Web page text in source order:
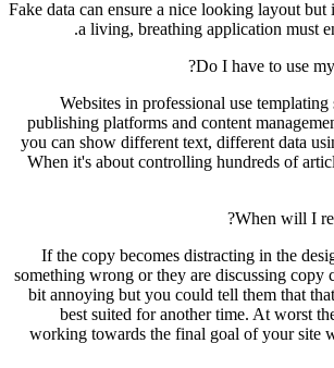
Fake data can ensure a nice looking layout but
a living, breathing application must
Do I have to use
Websites in professional use
publishing platforms and content
you can show different text, different data
When it's about controlling hundreds of
When will I
If the copy becomes distracting in the
something wrong or they are discussing copy
bit annoying but you could tell them that
best suited for another time. At worst
working towards the final goal of your site